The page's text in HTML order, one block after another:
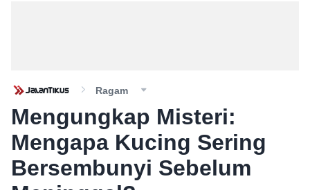
Ragam
Mengungkap Misteri:
Mengapa Kucing Sering
Bersembunyi Sebelum